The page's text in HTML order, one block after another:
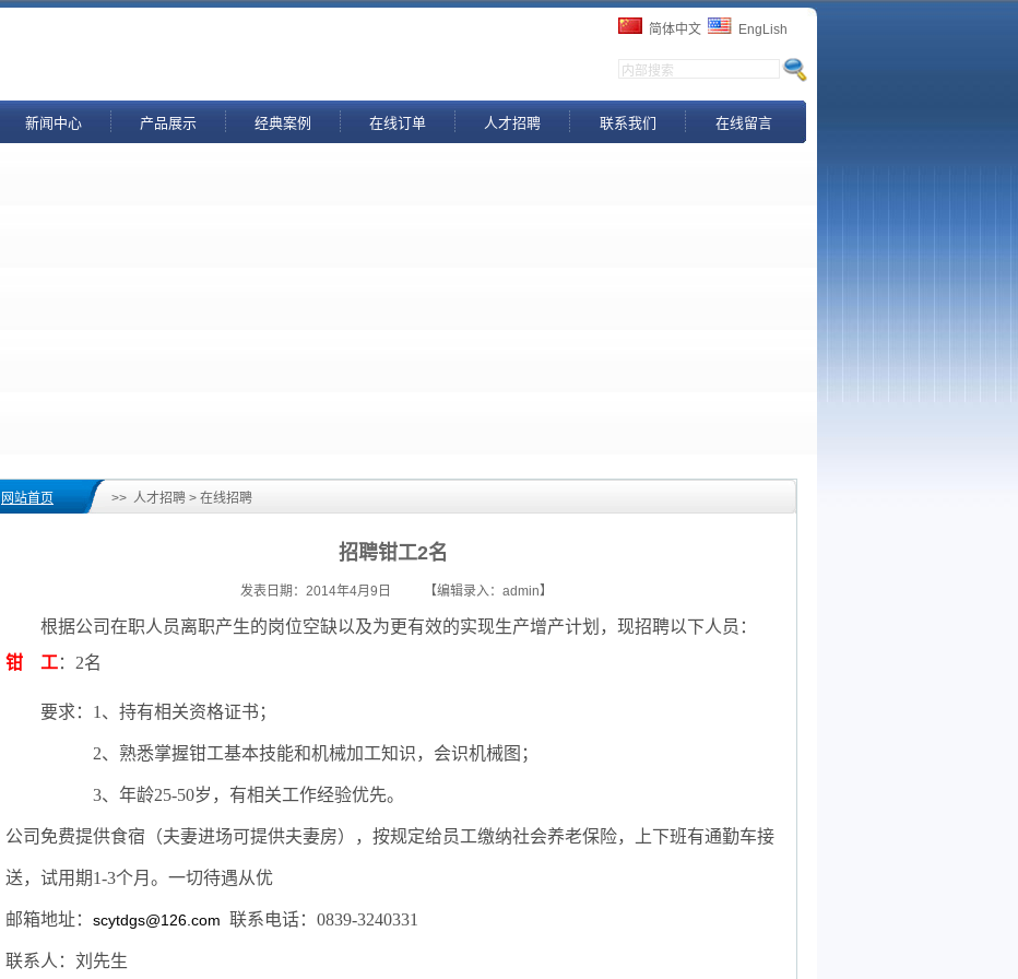
简体中文 EngLish
新闻中心 产品展示 经典案例 在线订单 人才招聘 联系我们 在线留言
网站首页 >> 人才招聘 > 在线招聘
招聘钳工2名
发表日期：2014年4月9日 【编辑录入：admin】
根据公司在职人员离职产生的岗位空缺以及为更有效的实现生产增产计划，现招聘以下人员：
钳
工： 2名
要求： 1 、持有相关资格证书；
2、熟悉掌握钳工基本技能和机械加工知识，会识机械图；
3、年龄25-50岁，有相关工作经验优先。
公司免费提供食宿（夫妻进场可提供夫妻房），按规定给员工缴纳社会养老保险，上下班有通勤车接
送，试用期1-3个月。一切待遇从优
邮箱地址： scytdgs@126.com 联系电话： 0839-3240331
联系人：刘先生